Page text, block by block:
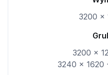
3200 x
3200 x
3240 x 1620